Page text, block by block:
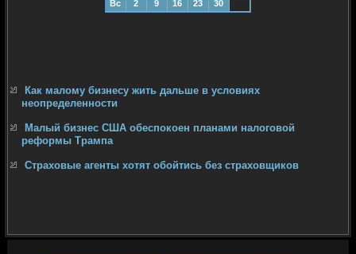
Вс
2 9 16 23 30
Как малому бизнесу жить дальше в условиях
неопределенности
Малый бизнес США обеспокоен планами налоговой
реформы Трампа
Страховые агенты хотят обойтись без страховщиков